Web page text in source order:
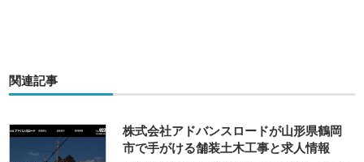
関連記事
株式会社アドバンスロードが山形県鶴岡
市で手がける舗装土木工事と求人情報